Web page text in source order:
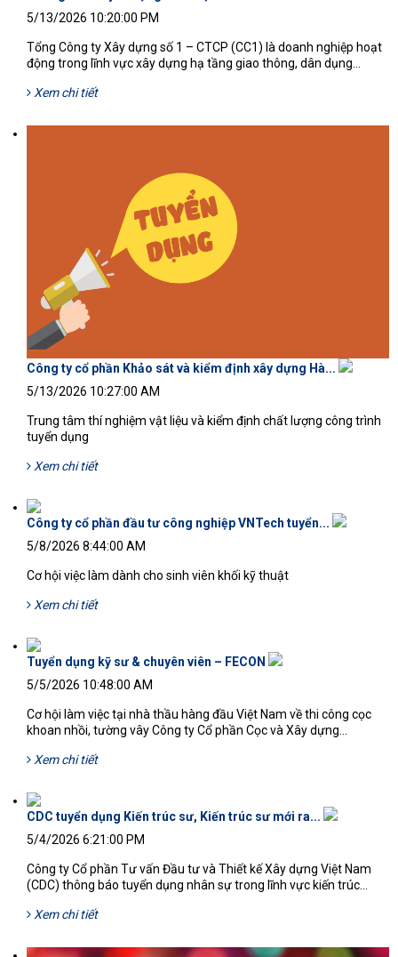
5/13/2026 10:20:00 PM
Tổng Công ty Xây dựng số 1 – CTCP (CC1) là doanh nghiệp hoạt
động trong lĩnh vực xây dựng hạ tầng giao thông, dân dụng...
Xem chi tiết
Công ty cổ phần Khảo sát và kiểm định xây dựng Hà...
5/13/2026 10:27:00 AM
Trung tâm thí nghiệm vật liệu và kiểm định chất lượng công trình
tuyển dụng
Xem chi tiết
Công ty cổ phần đầu tư công nghiệp VNTech tuyển...
5/8/2026 8:44:00 AM
Cơ hội việc làm dành cho sinh viên khối kỹ thuật
Xem chi tiết
Tuyển dụng kỹ sư & chuyên viên – FECON
5/5/2026 10:48:00 AM
Cơ hội làm việc tại nhà thầu hàng đầu Việt Nam về thi công cọc
khoan nhồi, tường vây Công ty Cổ phần Cọc và Xây dựng...
Xem chi tiết
CDC tuyển dụng Kiến trúc sư, Kiến trúc sư mới ra...
5/4/2026 6:21:00 PM
Công ty Cổ phần Tư vấn Đầu tư và Thiết kế Xây dựng Việt Nam
(CDC) thông báo tuyển dụng nhân sự trong lĩnh vực kiến trúc...
Xem chi tiết